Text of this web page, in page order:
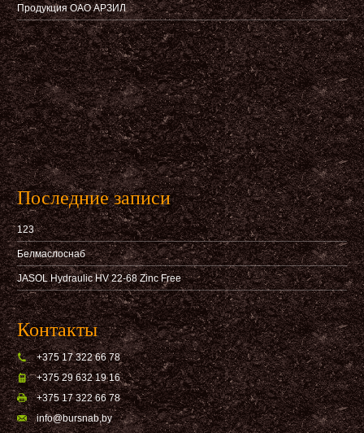
Продукция ОАО АРЗИЛ
Последние записи
123
Белмаслоснаб
JASOL Hydraulic HV 22-68 Zinc Free
Контакты
+375 17 322 66 78
+375 29 632 19 16
+375 17 322 66 78
info@bursnab,by